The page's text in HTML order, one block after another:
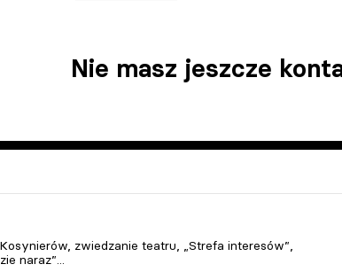
Nie masz jeszcze
zwiedzanie teatru, „Strefa interesów”,
naraz”...